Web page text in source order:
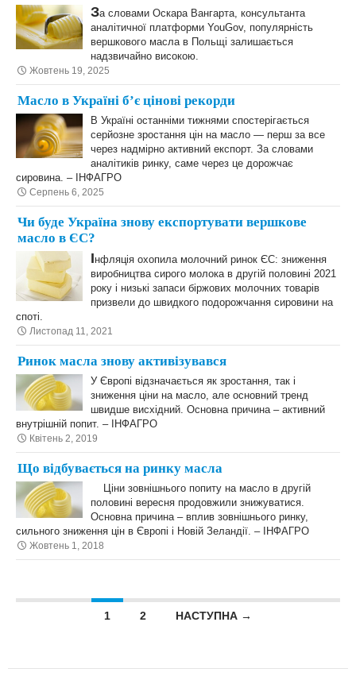
За словами Оскара Вангарта, консультанта
аналітичної платформи YouGov, популярність
вершкового масла в Польщі залишається
надзвичайно високою.
Жовтень 19, 2025
Масло в Україні б’є цінові рекорди
В Україні останніми тижнями спостерігається
серйозне зростання цін на масло — перш за все
через надмірно активний експорт. За словами
аналітиків ринку, саме через це дорожчає
сировина. – ІНФАГРО
Серпень 6, 2025
Чи буде Україна знову експортувати вершкове
масло в ЄС?
Інфляція охопила молочний ринок ЄС: зниження
виробництва сирого молока в другій половині 2021
року і низькі запаси біржових молочних товарів
призвели до швидкого подорожчання сировини на
споті.
Листопад 11, 2021
Ринок масла знову активізувався
У Європі відзначається як зростання, так і
зниження ціни на масло, але основний тренд
швидше висхідний. Основна причина – активний
внутрішній попит. – ІНФАГРО
Квітень 2, 2019
Що відбувається на ринку масла
Ціни зовнішнього попиту на масло в другій
половині вересня продовжили знижуватися.
Основна причина – вплив зовнішнього ринку,
сильного зниження цін в Європі і Новій Зеландії. – ІНФАГРО
Жовтень 1, 2018
Posts navigation
1 2 НАСТУПНА →